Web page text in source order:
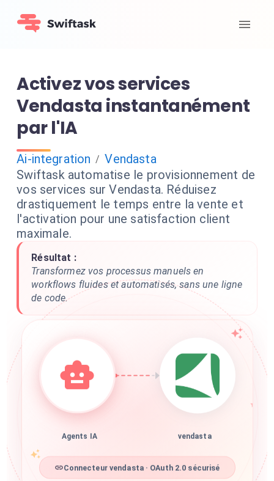
Activez vos services
Vendasta instantanément
par l'IA
Ai-integration / Vendasta
Swiftask automatise le provisionnement de
vos services sur Vendasta. Réduisez
drastiquement le temps entre la vente et
l'activation pour une satisfaction client
maximale.
Résultat :
Transformez vos processus manuels en
workflows fluides et automatisés, sans une ligne
de code.
Agents IA vendasta
Connecteur vendasta · OAuth 2.0 sécurisé